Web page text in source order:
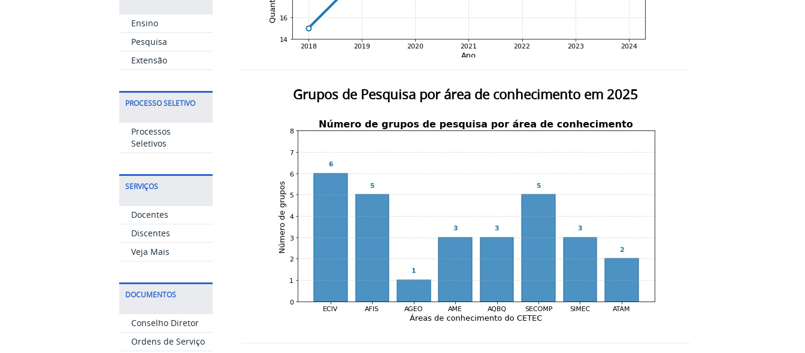
Ensino
Pesquisa
Extensão
PROCESSO SELETIVO
Processos
Seletivos
SERVIÇOS
Docentes
Discentes
Veja Mais
DOCUMENTOS
Conselho Diretor
Ordens de Serviço
Grupos de Pesquisa por área de conhecimento em 2025